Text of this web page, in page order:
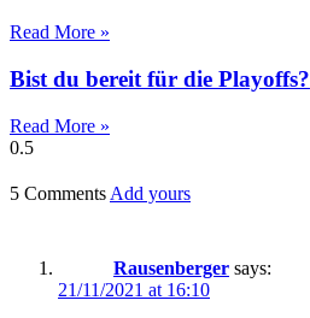
Read More »
Bist du bereit für die Playoffs?
Read More »
5 Comments Add yours
Rausenberger says:
21/11/2021 at 16:10